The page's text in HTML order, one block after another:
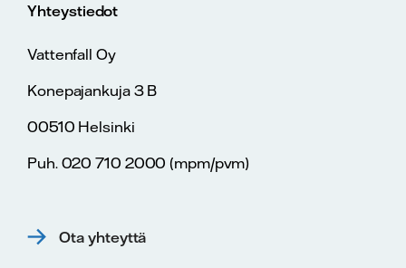
Yhteystiedot
Vattenfall Oy
Konepajankuja 3 B
00510 Helsinki
Puh. 020 710 2000 (mpm/pvm)
Ota yhteyttä